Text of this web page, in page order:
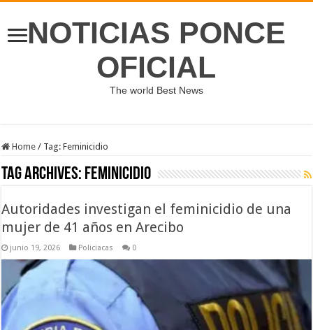
NOTICIAS PONCE
OFICIAL
The world Best News
Home / Tag:Feminicidio
Tag Archives: Feminicidio
Autoridades investigan el feminicidio de una
mujer de 41 años en Arecibo
junio 19, 2026 Policiacas 0